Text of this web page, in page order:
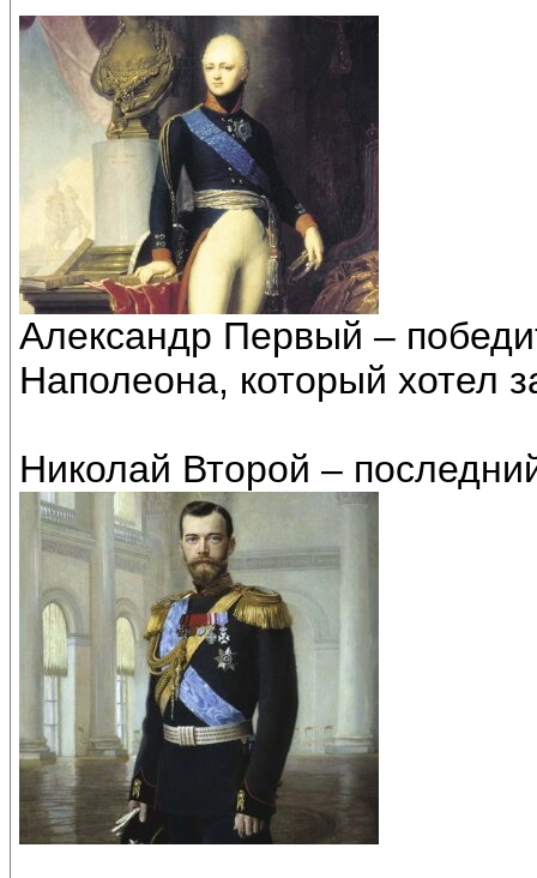
Александр Первый –
Наполеона, который хотел
Николай Второй –